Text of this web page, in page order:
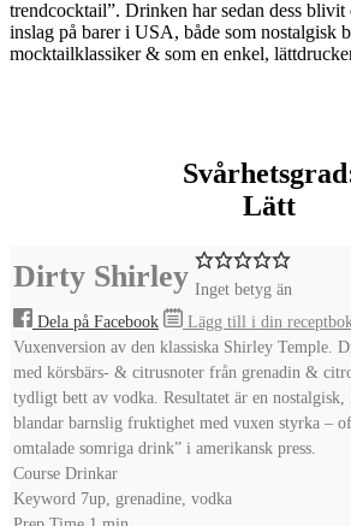
trendcocktail”. Drinken har sedan dess blivit
inslag på barer i USA, både som nostalgisk
mocktailklassiker & som en enkel,
Lätt
Dirty Shirley Inget betyg än
Dela på Facebook
Lägg till i din
Vuxenversion av den klassiska Shirley Temple.
med körsbärs- & citrusnoter från grenadin &
tydligt bett av vodka. Resultatet är en
blandar barnslig fruktighet med vuxen styrka –
omtalade somriga drink” i amerikansk press.
Course Drinkar
Keyword 7up, grenadine, vodka
minute